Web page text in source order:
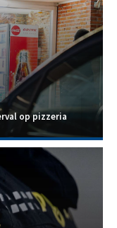
op pizzeria